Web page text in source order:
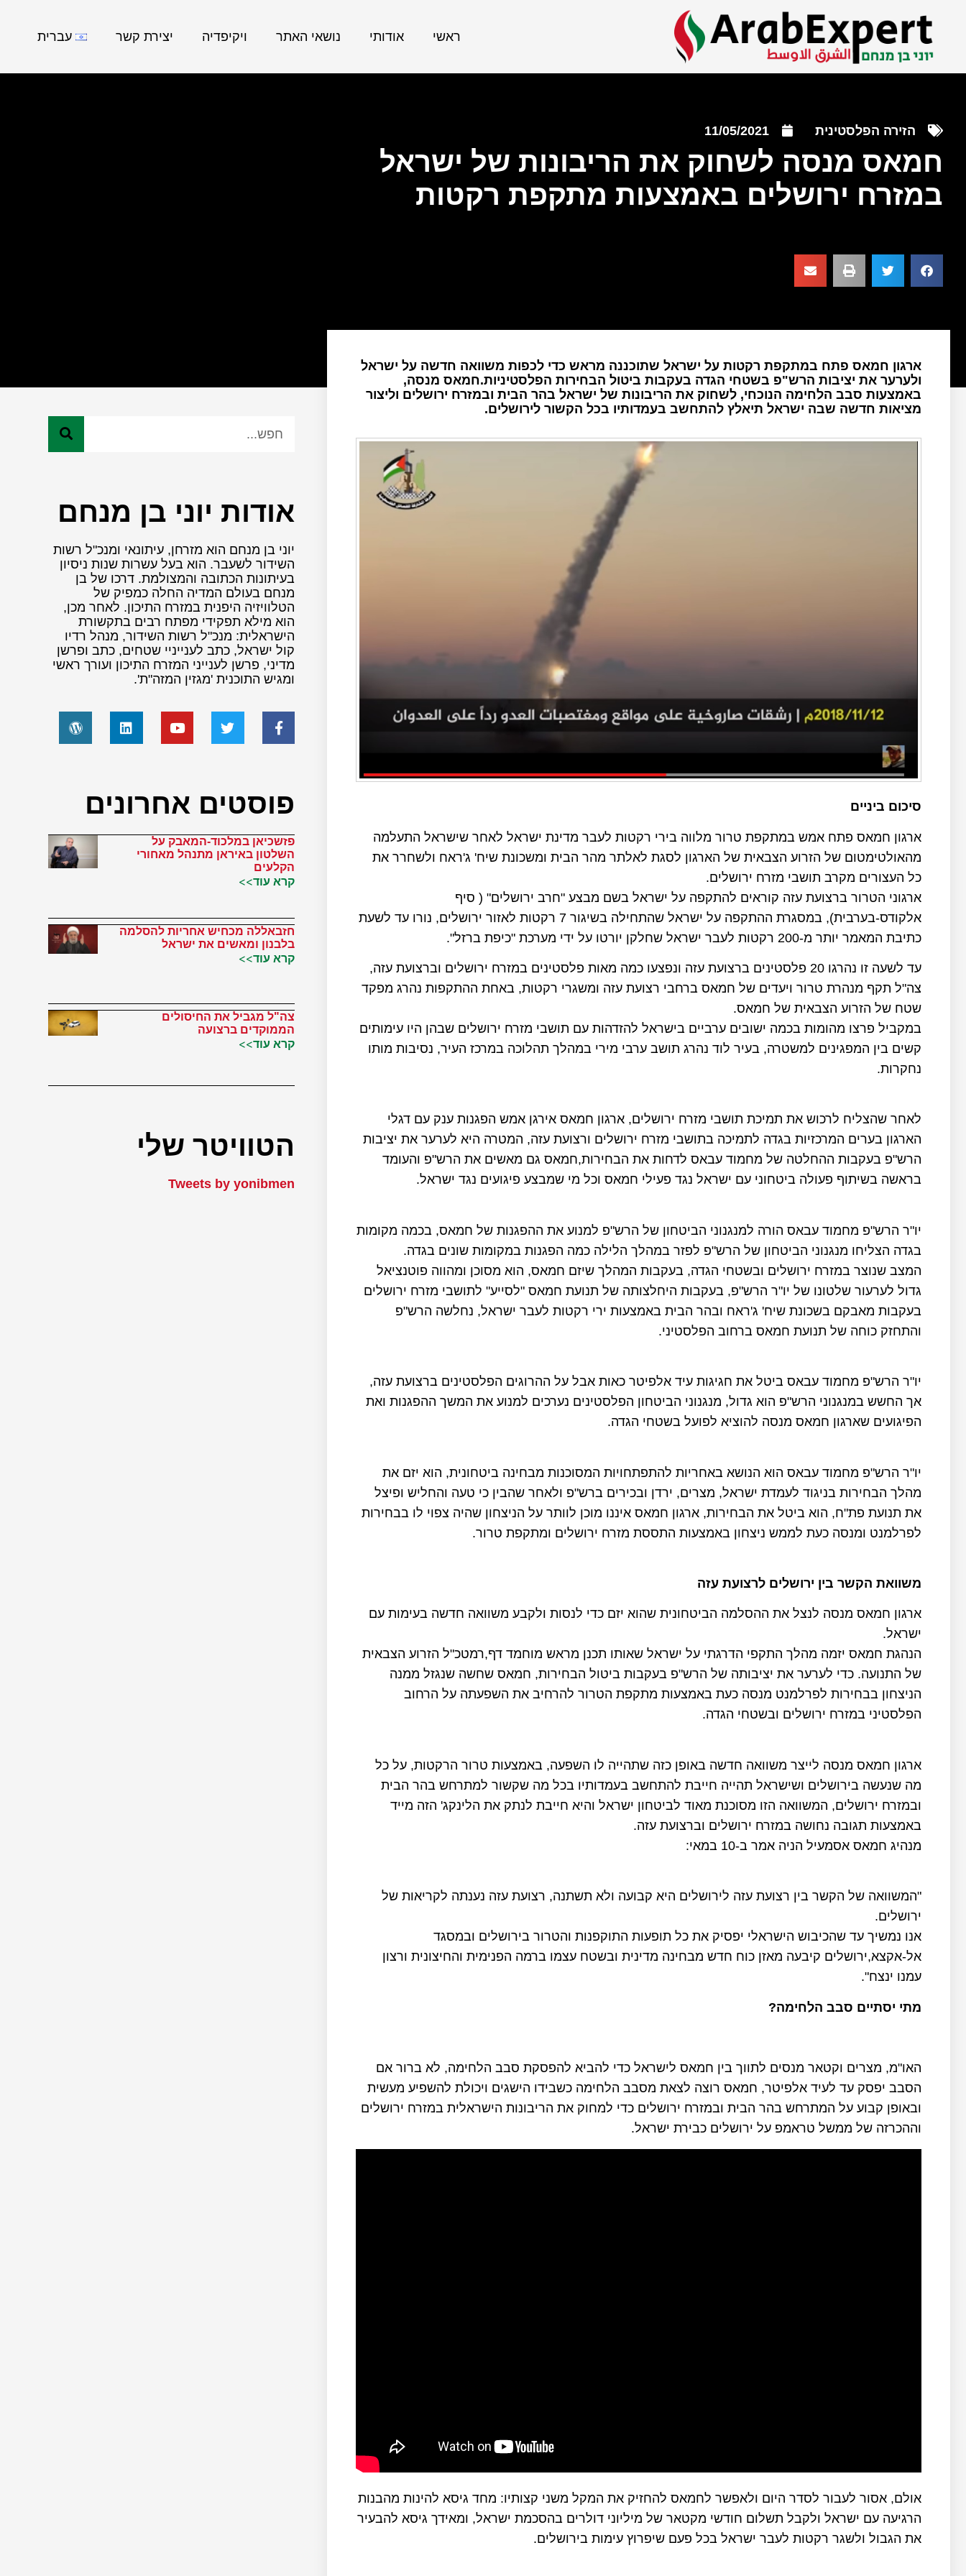
ראשי אודותי נושאי האתר ויקיפדיה יצירת קשר עברית
הזירה הפלסטינית 11/05/2021
חמאס מנסה לשחוק את הריבונות של ישראל
במזרח ירושלים באמצעות מתקפת רקטות
ארגון חמאס פתח במתקפת רקטות על ישראל שתוכננה מראש כדי לכפות משוואה חדשה על ישראל
ולערער את יציבות הרש"פ בשטחי הגדה בעקבות ביטול הבחירות הפלסטיניות.חמאס מנסה,
באמצעות סבב הלחימה הנוכחי, לשחוק את הריבונות של ישראל בהר הבית ובמזרח ירושלים וליצור
מציאות חדשה שבה ישראל תיאלץ להתחשב בעמדותיו בכל הקשור לירושלים.
סיכום ביניים
ארגון חמאס פתח אמש במתקפת טרור מלווה בירי רקטות לעבר מדינת ישראל לאחר שישראל התעלמה
מהאולטימטום של הזרוע הצבאית של הארגון לסגת לאלתר מהר הבית ומשכונת שיח' ג'ראח ולשחרר את
כל העצורים מקרב תושבי מזרח ירושלים.
ארגוני הטרור ברצועת עזה קוראים להתקפה על ישראל בשם מבצע "חרב ירושלים" ( סיף
אלקודס-בערבית), במסגרת ההתקפה על ישראל שהתחילה בשיגור 7 רקטות לאזור ירושלים, נורו עד לשעת
כתיבת המאמר יותר מ-200 רקטות לעבר ישראל שחלקן יורטו על ידי מערכת "כיפת ברזל".
עד לשעה זו נהרגו 20 פלסטינים ברצועת עזה ונפצעו כמה מאות פלסטינים במזרח ירושלים וברצועת עזה,
צה"ל תקף מנהרת טרור ויעדים של חמאס ברחבי רצועת עזה ומשגרי רקטות, באחת ההתקפות נהרג מפקד
שטח של הזרוע הצבאית של חמאס.
במקביל פרצו מהומות בכמה ישובים ערביים בישראל להזדהות עם תושבי מזרח ירושלים שבהן היו עימותים
קשים בין המפגינים למשטרה, בעיר לוד נהרג תושב ערבי מירי במהלך תהלוכה במרכז העיר, נסיבות מותו
נחקרות.
לאחר שהצליח לרכוש את תמיכת תושבי מזרח ירושלים, ארגון חמאס אירגן אמש הפגנות ענק עם דגלי
הארגון בערים המרכזיות בגדה לתמיכה בתושבי מזרח ירושלים ורצועת עזה, המטרה היא לערער את יציבות
הרש"פ בעקבות ההחלטה של מחמוד עבאס לדחות את הבחירות,חמאס גם מאשים את הרש"פ והעומד
בראשה בשיתוף פעולה ביטחוני עם ישראל נגד פעילי חמאס וכל מי שמבצע פיגועים נגד ישראל.
יו"ר הרש"פ מחמוד עבאס הורה למנגנוני הביטחון של הרש"פ למנוע את ההפגנות של חמאס, בכמה מקומות
בגדה הצליחו מנגנוני הביטחון של הרש"פ לפזר במהלך הלילה כמה הפגנות במקומות שונים בגדה.
המצב שנוצר במזרח ירושלים ובשטחי הגדה, בעקבות המהלך שיזם חמאס, הוא מסוכן ומהווה פוטנציאל
גדול לערעור שלטונו של יו"ר הרש"פ, בעקבות היחלצותה של תנועת חמאס "לסייע" לתושבי מזרח ירושלים
בעקבות מאבקם בשכונת שיח' ג'ראח ובהר הבית באמצעות ירי רקטות לעבר ישראל, נחלשה הרש"פ
והתחזק כוחה של תנועת חמאס ברחוב הפלסטיני.
יו"ר הרש"פ מחמוד עבאס ביטל את חגיגות עיד אלפיטר כאות אבל על ההרוגים הפלסטינים ברצועת עזה,
אך החשש במנגנוני הרש"פ הוא גדול, מנגנוני הביטחון הפלסטינים נערכים למנוע את המשך ההפגנות ואת
הפיגועים שארגון חמאס מנסה להוציא לפועל בשטחי הגדה.
יו"ר הרש"פ מחמוד עבאס הוא הנושא באחריות להתפתחויות המסוכנות מבחינה ביטחונית, הוא יזם את
מהלך הבחירות בניגוד לעמדת ישראל, מצרים, ירדן ובכירים ברש"פ ולאחר שהבין כי טעה והחליש ופיצל
את תנועת פת"ח, הוא ביטל את הבחירות, ארגון חמאס איננו מוכן לוותר על הניצחון שהיה צפוי לו בבחירות
לפרלמנט ומנסה כעת לממש ניצחון באמצעות התססת מזרח ירושלים ומתקפת טרור.
משוואת הקשר בין ירושלים לרצועת עזה
ארגון חמאס מנסה לנצל את ההסלמה הביטחונית שהוא יזם כדי לנסות ולקבע משוואה חדשה בעימות עם
ישראל.
הנהגת חמאס יזמה מהלך התקפי הדרגתי על ישראל שאותו תכנן מראש מוחמד דף,רמטכ"ל הזרוע הצבאית
של התנועה. כדי לערער את יציבותה של הרש"פ בעקבות ביטול הבחירות, חמאס שחשה שנגזל ממנה
הניצחון בבחירות לפרלמנט מנסה כעת באמצעות מתקפת הטרור להרחיב את השפעתה על הרחוב
הפלסטיני במזרח ירושלים ובשטחי הגדה.
ארגון חמאס מנסה לייצר משוואה חדשה באופן כזה שתהייה לו השפעה, באמצעות טרור הרקטות, על כל
מה שנעשה בירושלים ושישראל תהייה חייבת להתחשב בעמדותיו בכל מה שקשור למתרחש בהר הבית
ובמזרח ירושלים, המשוואה הזו מסוכנת מאוד לביטחון ישראל והיא חייבת לנתק את הלינקג' הזה מייד
באמצעות תגובה נחושה במזרח ירושלים וברצועת עזה.
מנהיג חמאס אסמעיל הניה אמר ב-10 במאי:
"המשוואה של הקשר בין רצועת עזה לירושלים היא קבועה ולא תשתנה, רצועת עזה נענתה לקריאות של
ירושלים.
אנו נמשיך עד שהכיבוש הישראלי יפסיק את כל תופעות התוקפנות והטרור בירושלים ובמסגד
אל-אקצא,ירושלים קיבעה מאזן כוח חדש מבחינה מדינית ובשטח עצמו ברמה הפנימית והחיצונית ורצון
עמנו ינצח".
מתי יסתיים סבב הלחימה?
האו"מ, מצרים וקטאר מנסים לתווך בין חמאס לישראל כדי להביא להפסקת סבב הלחימה, לא ברור אם
הסבב יפסק עד לעיד אלפיטר, חמאס רוצה לצאת מסבב הלחימה כשבידו הישגים ויכולת להשפיע מעשית
ובאופן קבוע על המתרחש בהר הבית ובמזרח ירושלים כדי למחוק את הריבונות הישראלית במזרח ירושלים
וההכרזה של ממשל טראמפ על ירושלים כבירת ישראל.
אולם, אסור לעבור לסדר היום ולאפשר לחמאס להחזיק את המקל משני קצותיו: מחד גיסא להינות מהבנות
הרגיעה עם ישראל ולקבל תשלום חודשי מקטאר של מיליוני דולרים בהסכמת ישראל, ומאידך גיסא להבעיר
את הגבול ולשגר רקטות לעבר ישראל בכל פעם שיפרוץ עימות בירושלים.
אודות יוני בן מנחם
יוני בן מנחם הוא מזרחן, עיתונאי ומנכ"ל רשות
השידור לשעבר. הוא בעל עשרות שנות ניסיון
בעיתונות הכתובה והמצולמת. דרכו של בן
מנחם בעולם המדיה החלה כמפיק של
הטלוויזיה היפנית במזרח התיכון. לאחר מכן,
הוא מילא תפקידי מפתח רבים בתקשורת
הישראלית: מנכ"ל רשות השידור, מנהל רדיו
קול ישראל, כתב לענייניי שטחים, כתב ופרשן
מדיני, פרשן לענייני המזרח התיכון ועורך ראשי
ומגיש התוכנית 'מגזין המזה"ת'.
פוסטים אחרונים
פזשכיאן במלכוד-המאבק על
השלטון באיראן מתנהל מאחורי
הקלעים
קרא עוד>>
חזבאללה מכחיש אחריות להסלמה
בלבנון ומאשים את ישראל
קרא עוד>>
צה"ל מגביל את החיסולים
הממוקדים ברצועה
קרא עוד>>
הטוויטר שלי
Tweets by yonibmen